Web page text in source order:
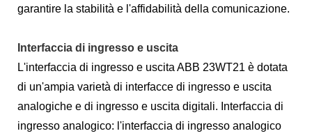
garantire la stabilità e l'affidabilità della comunicazione.
Interfaccia di ingresso e uscita
L'interfaccia di ingresso e uscita ABB 23WT21 è dotata
di un'ampia varietà di interfacce di ingresso e uscita
analogiche e di ingresso e uscita digitali. Interfaccia di
ingresso analogico: l'interfaccia di ingresso analogico